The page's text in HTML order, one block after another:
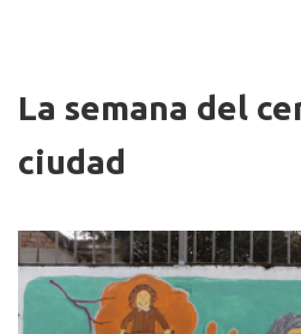
La semana del
ciudad